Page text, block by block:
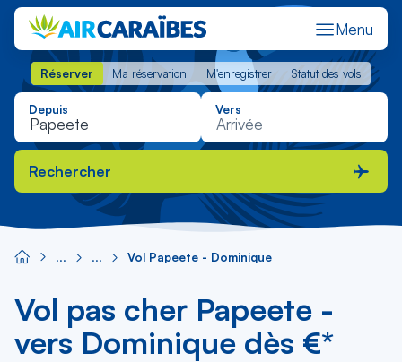
Menu
Réserver Ma réservation M'enregistrer Statut des vols
Réserver Ma réservation M'enregistrer Statut des vols
Depuis Vers
Rechercher
Vol Papeete - Dominique
Vol pas cher Papeete -
vers Dominique dès €*